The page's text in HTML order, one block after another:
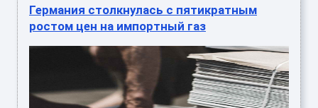
Германия столкнулась с пятикратным
ростом цен на импортный газ